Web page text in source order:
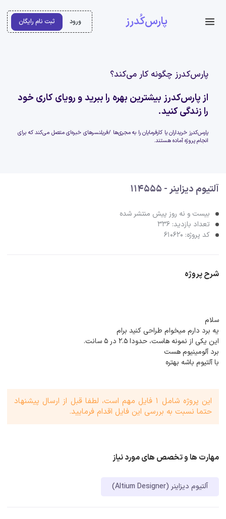
پارس‌کُدرز ورود ثبت نام رایگان
پارس‌کدرز چگونه کار می‌کند؟
از پارس‌کدرز بیشترین بهره را ببرید و رویای کاری خود
را زندگی کنید.
پارس‌کدرز خریداران یا کارفرمایان را به مجری‌ها /فریلنسرهای خبره‌ای متصل می‌کند که برای
انجام پروژه آماده هستند.
آلتیوم دیزاینر - 114555
بیست و نه روز پیش منتشر شده
تعداد بازدید: 336
کد پروژه: 610620
شرح پروژه
سلام
یه برد دارم میخوام طراحی کنید برام
این یکی از نمونه هاست، حدودا ۲.۵ در ۵ سانت.
برد آلومینیوم هست
با آلتیوم باشه بهتره
این پروژه شامل 1 فایل مهم است، لطفا قبل از ارسال پیشنهاد
حتما نسبت به بررسی این فایل اقدام فرمایید.
مهارت ها و تخصص های مورد نیاز
آلتیوم دیزاینر (Altium Designer)